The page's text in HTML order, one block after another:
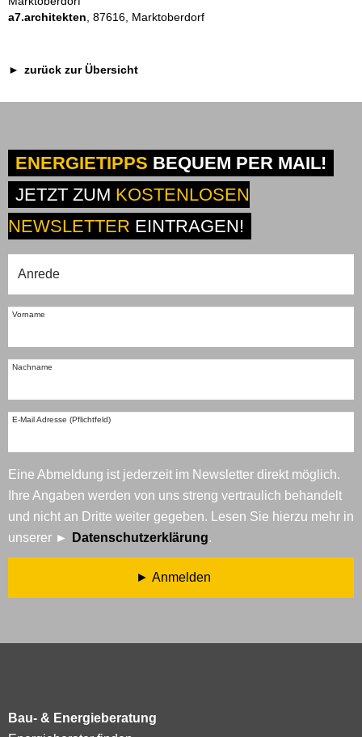
a7.architekten , 87616, Marktoberdorf
zurück zur Übersicht
ENERGIETIPPS BEQUEM PER MAIL!
JETZT ZUM KOSTENLOSEN
NEWSLETTER EINTRAGEN!
Vorname
Nachname
E-Mail Adresse (Pflichtfeld)
Eine Abmeldung ist jederzeit im Newsletter direkt möglich.
Ihre Angaben werden von uns streng vertraulich behandelt
und nicht an Dritte weiter gegeben. Lesen Sie hierzu mehr in
unserer
Datenschutzerklärung.
Anmelden
Bau- & Energieberatung